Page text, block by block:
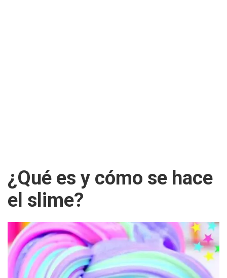
¿Qué es y cómo se hace
el slime?